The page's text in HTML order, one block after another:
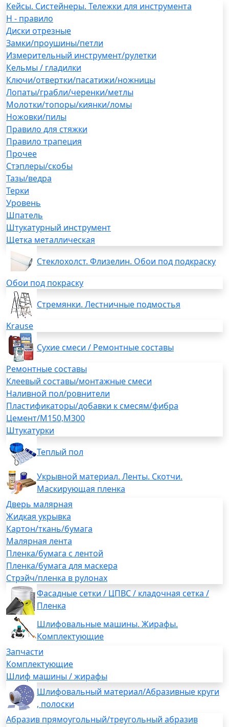
Кейсы. Систейнеры. Тележки для инструмента
H - правило
Диски отрезные
Замки/проушины/петли
Измерительный инструмент/рулетки
Кельмы / гладилки
Ключи/отвертки/пасатижи/ножницы
Лопаты/грабли/черенки/метлы
Молотки/топоры/киянки/ломы
Ножовки/пилы
Правило для стяжки
Правило трапеция
Прочее
Стэплеры/скобы
Тазы/ведра
Терки
Уровень
Шпатель
Штукатурный инструмент
Щетка металлическая
Стеклохолст. Флизелин. Обои под подкраску
Обои под покраску
Стремянки. Лестничные подмостья
Krause
Сухие смеси / Ремонтные составы
Ремонтные составы
Клеевый составы/монтажные смеси
Наливной пол/ровнители
Пластификаторы/добавки к смесям/фибра
Цемент/М150,М300
Штукатурки
Теплый пол
Укрывной материал. Ленты. Скотчи.
Маскирующая пленка
Дверь малярная
Жидкая укрывка
Картон/ткань/бумага
Малярная лента
Пленка/бумага с лентой
Пленка/бумага для маскера
Стрэйч/пленка в рулонах
Фасадные сетки / ЦПВС / кладочная сетка /
Пленка
Шлифовальные машины. Жирафы.
Комплектующие
Запчасти
Комплектующие
Шлиф машины / жирафы
Шлифовальный материал/Абразивные круги
, полоски
Абразив прямоугольный/треугольный абразив